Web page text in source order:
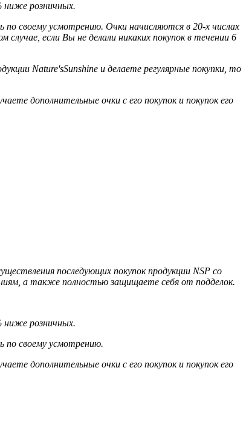
ниже розничных.
своему усмотрению. Очки начисляются в 20-х числах
если Вы не делали никаких покупок в течении 6
Nature'sSunshine и делаете регулярные покупки, то
дополнительные очки с его покупок и покупок его
последующих покупок продукции NSP со
а также полностью защищаете себя от подделок.
ниже розничных.
по своему усмотрению.
дополнительные очки с его покупок и покупок его